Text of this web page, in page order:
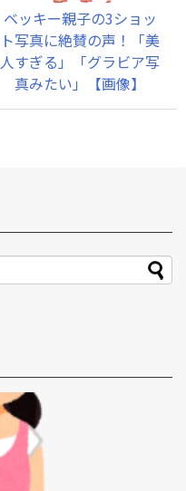
ベッキー親子の3ショッ
ト写真に絶賛の声！「美
人すぎる」「グラビア写
真みたい」【画像】